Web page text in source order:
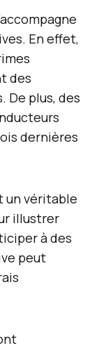
En effet,
des
De plus, des
dernières
un véritable
illustrer
à des
peut